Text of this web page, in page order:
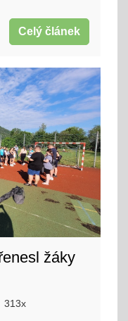
Celý článek
žáky
313x